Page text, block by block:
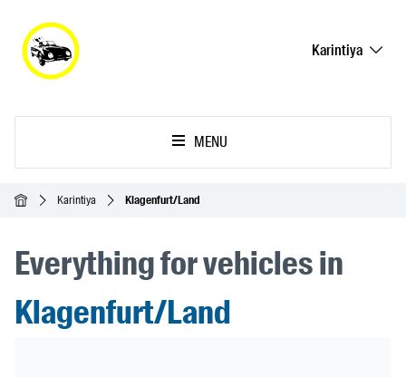
Karintiya
MENU
Ana SayfaKarintiya Klagenfurt/Land
Everything for vehicles in
Klagenfurt/Land